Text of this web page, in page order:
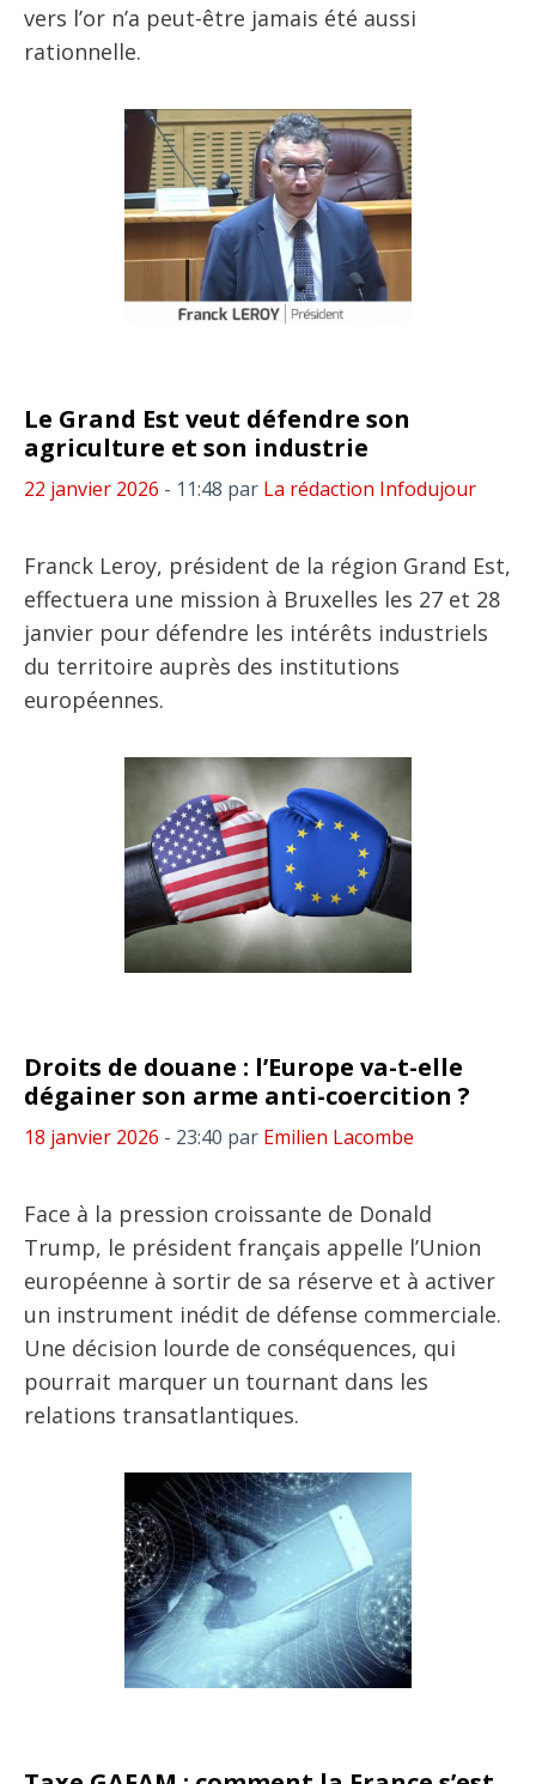
vers l’or n’a peut-être jamais été aussi
rationnelle.
Le Grand Est veut défendre son
agriculture et son industrie
22 janvier 2026 - 11:48 par La rédaction Infodujour
Franck Leroy, président de la région Grand Est,
effectuera une mission à Bruxelles les 27 et 28
janvier pour défendre les intérêts industriels
du territoire auprès des institutions
européennes.
Droits de douane : l’Europe va-t-elle
dégainer son arme anti-coercition ?
18 janvier 2026 - 23:40 par Emilien Lacombe
Face à la pression croissante de Donald
Trump, le président français appelle l’Union
européenne à sortir de sa réserve et à activer
un instrument inédit de défense commerciale.
Une décision lourde de conséquences, qui
pourrait marquer un tournant dans les
relations transatlantiques.